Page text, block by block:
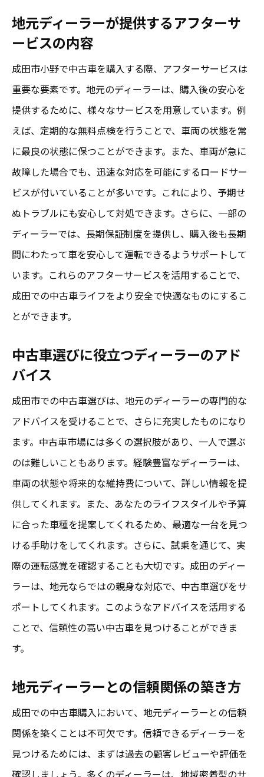
地元ディーラーが提供するアフターサ
ービスの内容
成田市小野で中古車を購入する際、アフターサービスは
重要な要素です。地元のディーラーは、購入後の安心を
提供するために、様々なサービスを用意しています。例
えば、定期的な無料点検を行うことで、車両の状態を常
に最良の状態に保つことができます。また、車両が急に
故障した場合でも、迅速な対応を可能にするロードサー
ビスが付いていることが多いです。これにより、予期せ
ぬトラブルにも安心して対処できます。さらに、一部の
ディーラーでは、長期保証制度を提供し、購入後も長期
間にわたって車を安心して運転できるようサポートして
います。これらのアフターサービスを活用することで、
成田での中古車ライフをより安全で快適なものにするこ
とができます。
中古車選びに役立つディーラーのアド
バイス
成田市での中古車選びは、地元のディーラーの専門的な
アドバイスを受けることで、さらに充実したものになり
ます。中古車市場には多くの選択肢があり、一人で選ぶ
のは難しいこともあります。経験豊富なディーラーは、
車両の状態や将来的な維持費について、詳しい情報を提
供してくれます。また、あなたのライフスタイルや予算
に合った車種を提案してくれるため、最適な一台を見つ
ける手助けをしてくれます。さらに、試乗を通じて、実
際の運転感覚を確認することも大切です。成田のディー
ラーは、地元ならではの親身な対応で、中古車選びをサ
ポートしてくれます。このようなアドバイスを活用する
ことで、信頼性の高い中古車を見つけることができま
す。
地元ディーラーとの信頼関係の築き方
成田での中古車購入において、地元ディーラーとの信頼
関係を築くことは不可欠です。信頼できるディーラーを
見つけるためには、まずは過去の顧客レビューや評価を
確認しましょう。多くのディーラーは、地域密着型のサ